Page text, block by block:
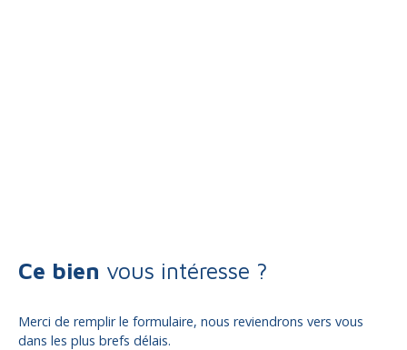
Ce bien vous intéresse ?
Merci de remplir le formulaire, nous reviendrons vers vous
dans les plus brefs délais.